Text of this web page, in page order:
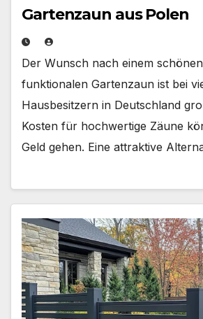
Gartenzaun aus Polen
Der Wunsch nach einem
funktionalen Gartenzaun ist bei
Hausbesitzern in Deutschland
Kosten für hochwertige Zäune
Geld gehen. Eine attraktive